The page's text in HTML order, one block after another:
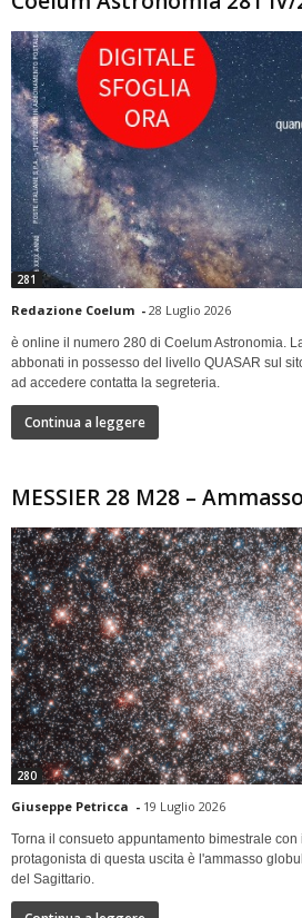
281
Redazione Coelum - 28 Luglio 2026
è online il numero 280 di Coelum Astronomia.
abbonati in possesso del livello QUASAR sul
ad accedere contatta la segreteria.
Continua a leggere
MESSIER 28 M28 –
280
Giuseppe Petricca - 19 Luglio 2026
Torna il consueto appuntamento bimestrale
protagonista di questa uscita è l'ammasso
del Sagittario.